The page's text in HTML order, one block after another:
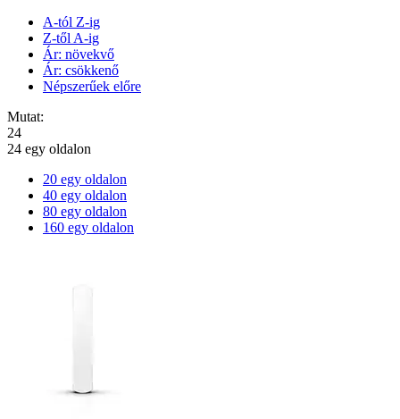
A-tól Z-ig
Z-től A-ig
Ár: növekvő
Ár: csökkenő
Népszerűek előre
Mutat:
24
24 egy oldalon
20 egy oldalon
40 egy oldalon
80 egy oldalon
160 egy oldalon